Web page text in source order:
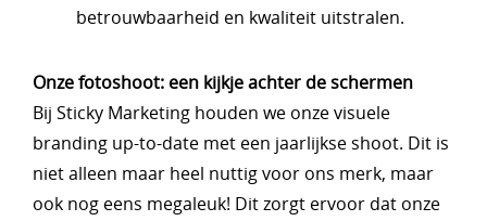
betrouwbaarheid en kwaliteit uitstralen.
Onze fotoshoot: een kijkje achter de schermen
Bij Sticky Marketing houden we onze visuele
branding up-to-date met een jaarlijkse shoot. Dit is
niet alleen maar heel nuttig voor ons merk, maar
ook nog eens megaleuk! Dit zorgt ervoor dat onze